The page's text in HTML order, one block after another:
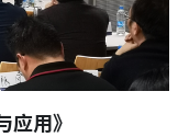
用》